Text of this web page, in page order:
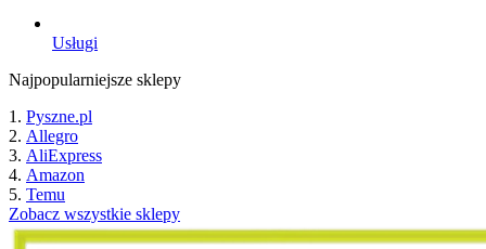
Usługi
Najpopularniejsze sklepy
Pyszne.pl
Allegro
AliExpress
Amazon
Temu
Zobacz wszystkie sklepy